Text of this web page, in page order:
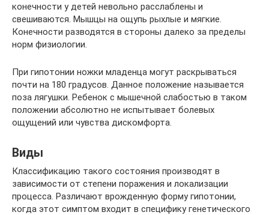
конечности у детей невольно расслаблены и
свешиваются. Мышцы на ощупь рыхлые и мягкие.
Конечности разводятся в стороны далеко за пределы
норм физиологии.
При гипотонии ножки младенца могут раскрываться
почти на 180 градусов. Данное положение называется
поза лягушки. Ребенок с мышечной слабостью в таком
положении абсолютно не испытывает болевых
ощущений или чувства дискомфорта.
Виды
Классификацию такого состояния производят в
зависимости от степени поражения и локализации
процесса. Различают врожденную форму гипотонии,
когда этот симптом входит в специфику генетического